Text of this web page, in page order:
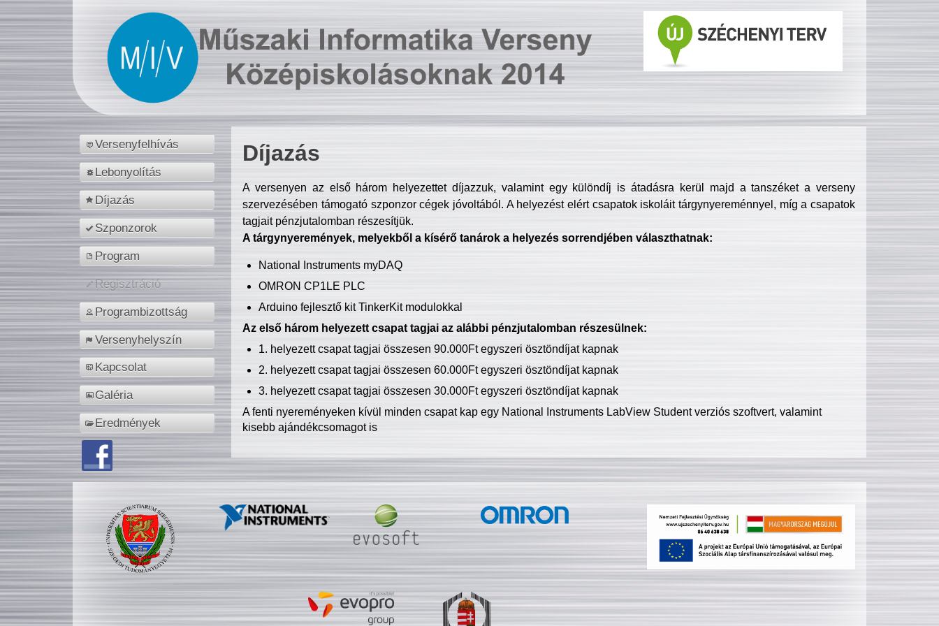
Versenyfelhívás
Lebonyolítás
Díjazás
Szponzorok
Program
Regisztráció
Programbizottság
Versenyhelyszín
Kapcsolat
Galéria
Eredmények
Díjazás
A versenyen az első három helyezettet díjazzuk, valamint egy különdíj is átadásra kerül majd a tanszéket a verseny
szervezésében támogató szponzor cégek jóvoltából. A helyezést elért csapatok iskoláit tárgynyereménnyel, míg a csapatok
tagjait pénzjutalomban részesítjük.
A tárgynyeremények, melyekből a kísérő tanárok a helyezés sorrendjében választhatnak:
National Instruments myDAQ
OMRON CP1LE PLC
Arduino fejlesztő kit TinkerKit modulokkal
Az első három helyezett csapat tagjai az alábbi pénzjutalomban részesülnek:
1. helyezett csapat tagjai összesen 90.000Ft egyszeri ösztöndíjat kapnak
2. helyezett csapat tagjai összesen 60.000Ft egyszeri ösztöndíjat kapnak
3. helyezett csapat tagjai összesen 30.000Ft egyszeri ösztöndíjat kapnak
A fenti nyereményeken kívül minden csapat kap egy National Instruments LabView Student verziós szoftvert, valamint
kisebb ajándékcsomagot is